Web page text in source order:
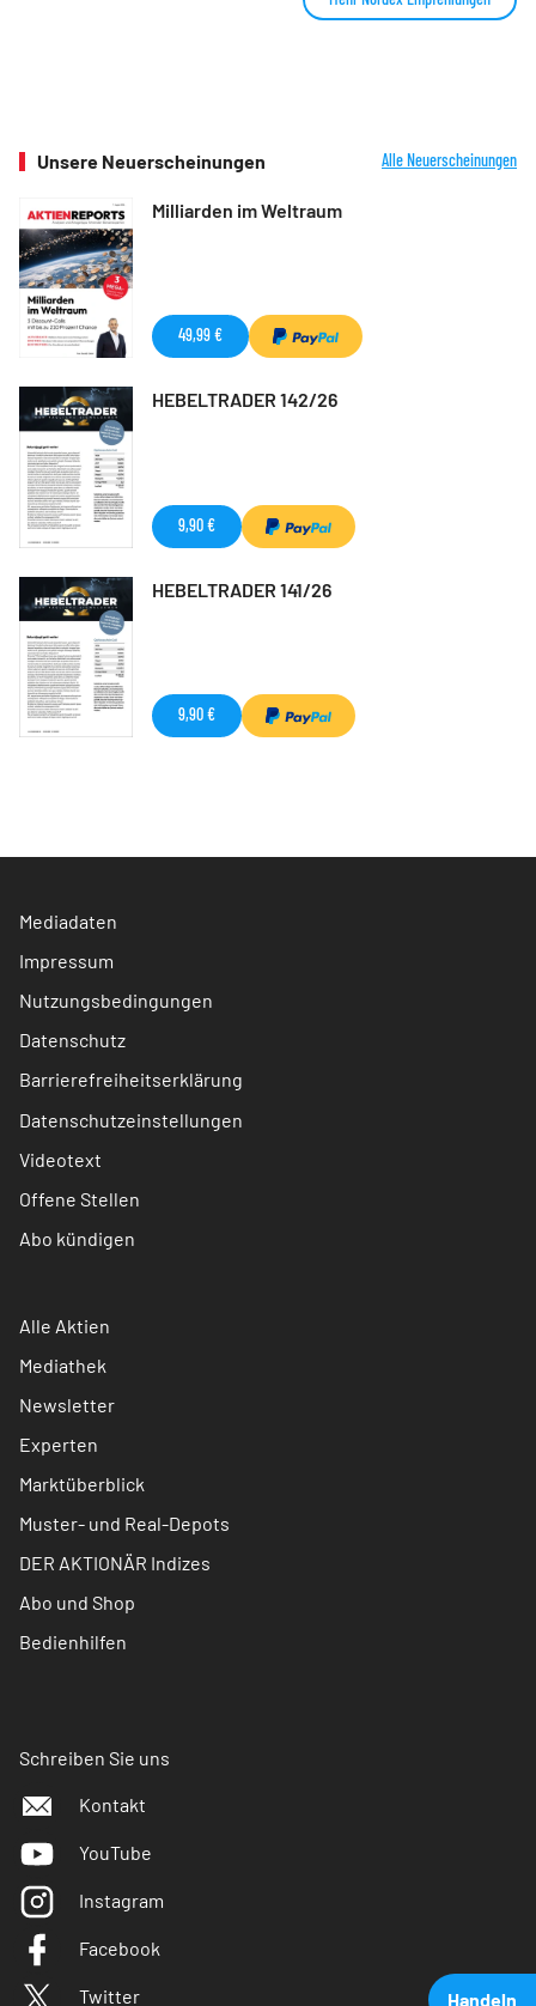
Handeln
Unsere Neuerscheinungen Alle Neuerscheinungen
Milliarden im Weltraum
49,99 €
HEBELTRADER 142/26
9,90 €
HEBELTRADER 141/26
9,90 €
Mediadaten
Impressum
Nutzungsbedingungen
Datenschutz
Barrierefreiheitserklärung
Datenschutzeinstellungen
Videotext
Offene Stellen
Abo kündigen
Alle Aktien
Mediathek
Newsletter
Experten
Marktüberblick
Muster- und Real-Depots
DER AKTIONÄR Indizes
Abo und Shop
Bedienhilfen
Schreiben Sie uns
Kontakt
YouTube
Instagram
Facebook
Twitter